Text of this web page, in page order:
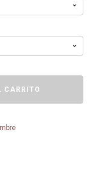
CARRITO